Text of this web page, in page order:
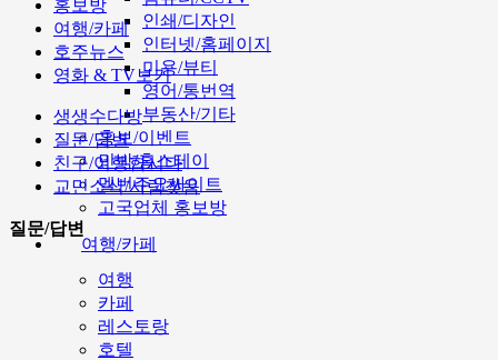
인쇄/디자인
인터넷/홈페이지
미용/뷰티
영어/통번역
부동산/기타
홍보/이벤트
민박/홈스테이
멜번주요싸이트
고국업체 홍보방
여행/카페
여행
카페
레스토랑
호텔
홍보방
여행/카페
호주뉴스
영화 & TV보기
생생수다방
질문/답변
친구/여행합시다
교민소식/사람찾음
질문/답변